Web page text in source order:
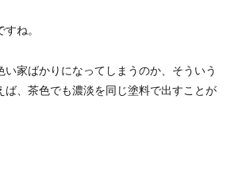
ね。
い家ばかりになってしまうのか、そういう
、 茶色でも濃淡を同じ塗料で出すことが